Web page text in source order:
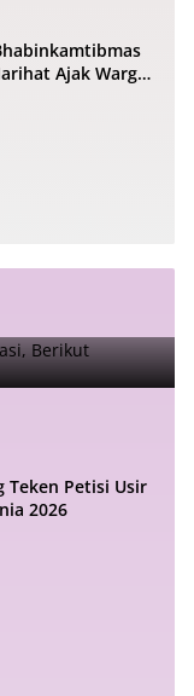
Ajak Warga
Berikut
Teken Petisi Usir
2026